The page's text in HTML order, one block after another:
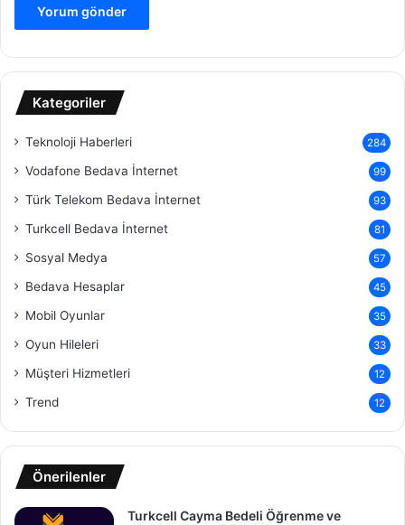
Kategoriler
Teknoloji Haberleri 284
Vodafone Bedava İnternet 99
Türk Telekom Bedava İnternet 93
Turkcell Bedava İnternet 81
Sosyal Medya 57
Bedava Hesaplar 45
Mobil Oyunlar 35
Oyun Hileleri 33
Müşteri Hizmetleri 12
Trend 12
Önerilenler
Turkcell Cayma Bedeli Öğrenme ve